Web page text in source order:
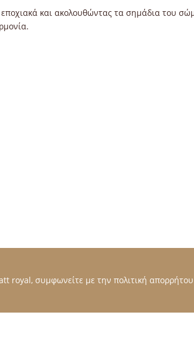
και ακολουθώντας τα σημάδια του
royal, συμφωνείτε με την πολιτική